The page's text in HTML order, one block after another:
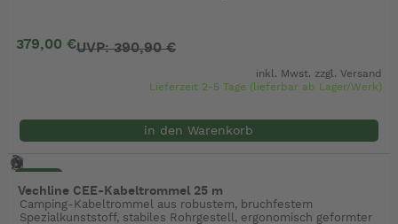
379,00 €UVP: 390,90 €
inkl. Mwst. zzgl.Versand
Lieferzeit 2-5 Tage (lieferbar ab Lager/Werk)
in den Warenkorb
- 24%
Vechline CEE-Kabeltrommel 25 m
Camping-Kabeltrommel aus robustem, bruchfestem
Spezialkunststoff, stabiles Rohrgestell, ergonomisch geformter